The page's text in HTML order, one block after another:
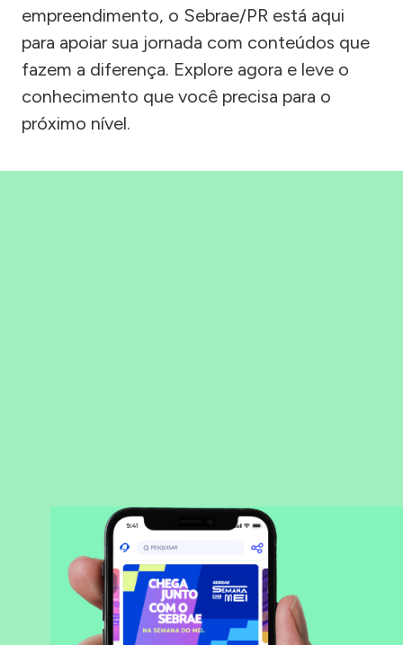
empreendimento, o Sebrae/PR está aqui
para apoiar sua jornada com conteúdos que
fazem a diferença. Explore agora e leve o
conhecimento que você precisa para o
próximo nível.